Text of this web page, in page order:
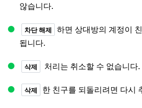
않습니다.
차단 해제
하면 상대방의 계정이
됩니다.
삭제 처리는 취소할 수 없습니다.
삭제 한 친구를 되돌리려면 다시